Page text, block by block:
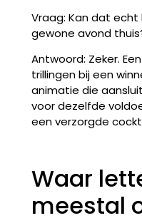
Vraag: Kan dat
gewone avond
Antwoord: Zeker.
trillingen bij een
animatie die
voor dezelfde
een verzorgde
Waar
meestal